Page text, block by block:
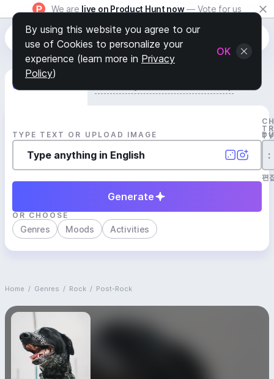
We are live on Product Hunt now — Vote for us
Generate Track
TYPE TEXT OR UPLOAD IMAGE
:
편
Generate
OR CHOOSE
Genres Moods Activities
Home / Genres / Rock / Post-Rock
By using this website you agree to our
use of Cookies to personalize your
experience (learn more in Privacy
Policy)
OK